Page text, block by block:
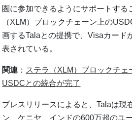
圏に参加できるようにサポートする
（XLM）ブロックチェーン上の
画するTalaとの提携で、Visaカード
表されている。
関連 ： ステラ（XLM）ブロックチ
USDCとの統合が完了
プレスリリースによると、Talaは現
ン、ケニヤ、インドの600万超のユ